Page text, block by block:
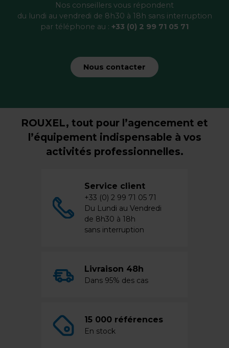
Nos conseillers vous répondent
du lundi au vendredi de 8h30 à 18h sans interruption
par téléphone au : +33 (0) 2 99 71 05 71
Nous contacter
ROUXEL, tout pour l’agencement et
l’équipement indispensable à vos
activités professionnelles.
Service client
+33 (0) 2 99 71 05 71
Du Lundi au Vendredi
de 8h30 à 18h
sans interruption
Livraison 48h
Dans 95% des cas
15 000 références
En stock